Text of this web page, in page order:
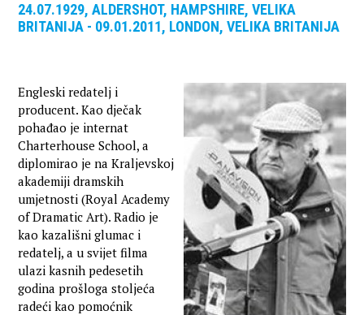
24.07.1929, ALDERSHOT, HAMPSHIRE, VELIKA
BRITANIJA - 09.01.2011, LONDON, VELIKA BRITANIJA
Engleski redatelj i
producent. Kao dječak
pohađao je internat
Charterhouse School, a
diplomirao je na Kraljevskoj
akademiji dramskih
umjetnosti (Royal Academy
of Dramatic Art). Radio je
kao kazališni glumac i
redatelj, a u svijet filma
ulazi kasnih pedesetih
godina prošloga stoljeća
radeći kao pomoćnik